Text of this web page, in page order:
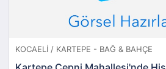
KOCAELI / KARTEPE - BAĞ & BAHÇE